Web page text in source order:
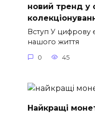
новий тренд у
Вступ У цифрову
нашого життя
0 45
Найкращі